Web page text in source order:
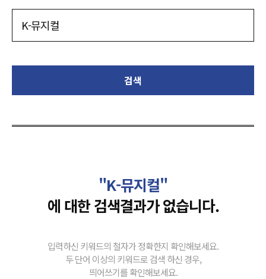
검색
"K-뮤지컬"
에 대한 검색결과가 없습니다.
입력하신 키워드의 철자가 정확한지 확인해보세요.
두 단어 이상의 키워드로 검색 하신 경우,
띄어쓰기를 확인해보세요.